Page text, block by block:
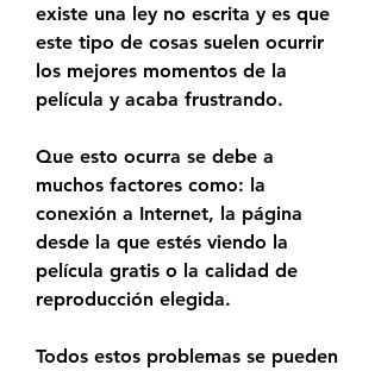
existe una ley no escrita y es que
este tipo de cosas suelen ocurrir
los mejores momentos de la
película y acaba frustrando.
Que esto ocurra se debe a
muchos factores como: la
conexión a Internet, la página
desde la que estés viendo la
película gratis o la calidad de
reproducción elegida.
Todos estos problemas se pueden